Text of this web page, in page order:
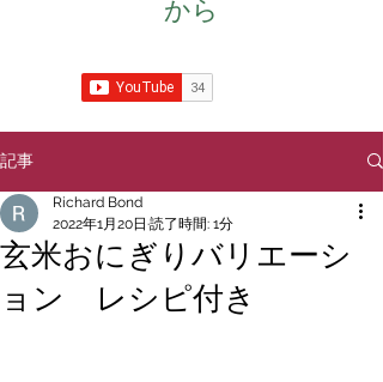
記事
玄米おにぎりバリエーシ
ョン レシピ付き
Richard Bond
2022年1月20日 読了時間: 1分